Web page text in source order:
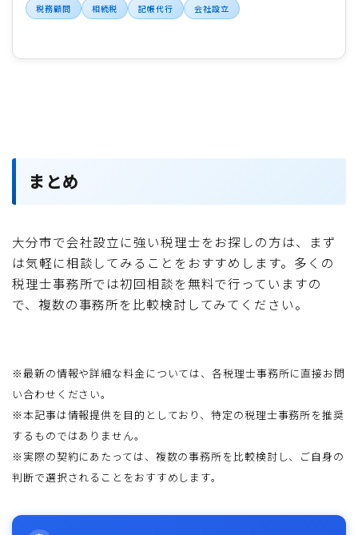
税務顧問 相続税 記帳代行 会社設立
まとめ
大分市で会社設立に強い税理士をお探しの方は、まず
は気軽に相談してみることをおすすめします。多くの
税理士事務所では初回相談を無料で行っていますの
で、複数の事務所を比較検討してみてください。
※最新の情報や詳細な料金については、各税理士事務所に直接お問
い合わせください。
※本記事は情報提供を目的としており、特定の税理士事務所を推奨
するものではありません。
※実際の契約にあたっては、複数の事務所を比較検討し、ご自身の
判断で選択されることをおすすめします。